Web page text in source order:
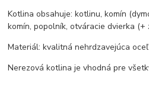
Kotlina obsahuje: kotlinu, komín
komín, popolník, otváracie dvierka (+
Materiál: kvalitná nehrdzavejúca
Nerezová kotlina je vhodná pre